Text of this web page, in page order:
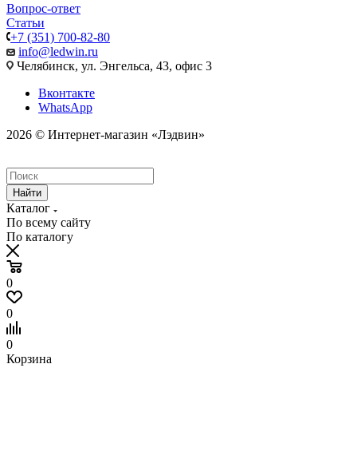
Вопрос-ответ
Статьи
+7 (351) 700-82-80
info@ledwin.ru
Челябинск, ул. Энгельса, 43, офис 3
Вконтакте
WhatsApp
2026 © Интернет-магазин «Лэдвин»
Найти
Каталог
По всему сайту
По каталогу
0
0
0
Корзина